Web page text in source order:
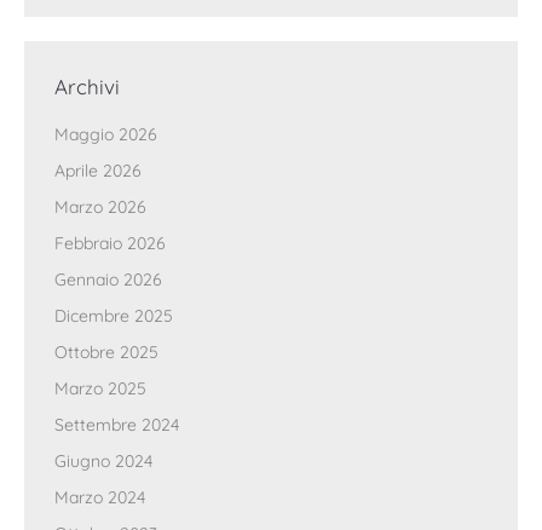
Archivi
Maggio 2026
Aprile 2026
Marzo 2026
Febbraio 2026
Gennaio 2026
Dicembre 2025
Ottobre 2025
Marzo 2025
Settembre 2024
Giugno 2024
Marzo 2024